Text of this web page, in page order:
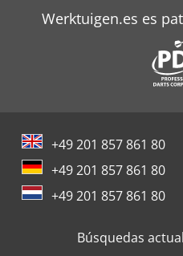
el fondo: 195 mm Doble
Agitador con elemento
Werktuigen.es es
+49 201 857 861 80
+49 201 857 861 80
+49 201 857 861 80
Búsquedas